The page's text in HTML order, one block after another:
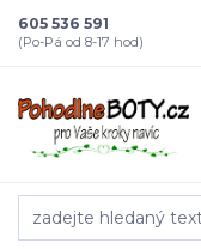
605 536 591
(Po-Pá od 8-17 hod)